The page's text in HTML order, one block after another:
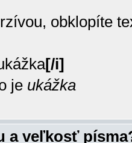
obklopíte
[/i]
je ukážka
a veľkosť